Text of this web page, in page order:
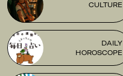
CULTURE
DAILY
HOROSCOPE